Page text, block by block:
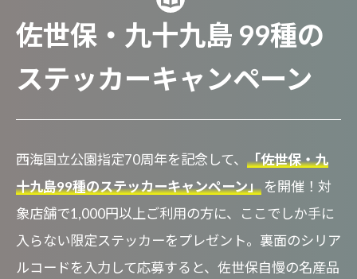
佐世保・九十九島 99種の
ステッカーキャンペーン
西海国立公園指定70周年を記念して、 「佐世保・九
十九島99種のステッカーキャンペーン」 を開催！対
象店舗で1,000円以上ご利用の方に、ここでしか手に
入らない限定ステッカーをプレゼント。裏面のシリア
ルコードを入力して応募すると、佐世保自慢の名産品